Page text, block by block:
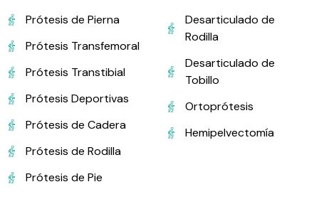
Prótesis de Pierna
Prótesis Transfemoral
Prótesis Transtibial
Prótesis Deportivas
Prótesis de Cadera
Prótesis de Rodilla
Prótesis de Pie
Desarticulado de
Rodilla
Desarticulado de
Tobillo
Ortoprótesis
Hemipelvectomía